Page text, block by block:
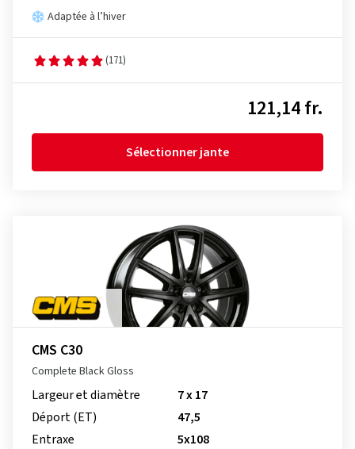
Adaptée à l’hiver
(171)
121,14 fr.
Sélectionner jante
CMS C30
Complete Black Gloss
Largeur et diamètre
7 x 17
Déport (ET)
47,5
Entraxe
5x108